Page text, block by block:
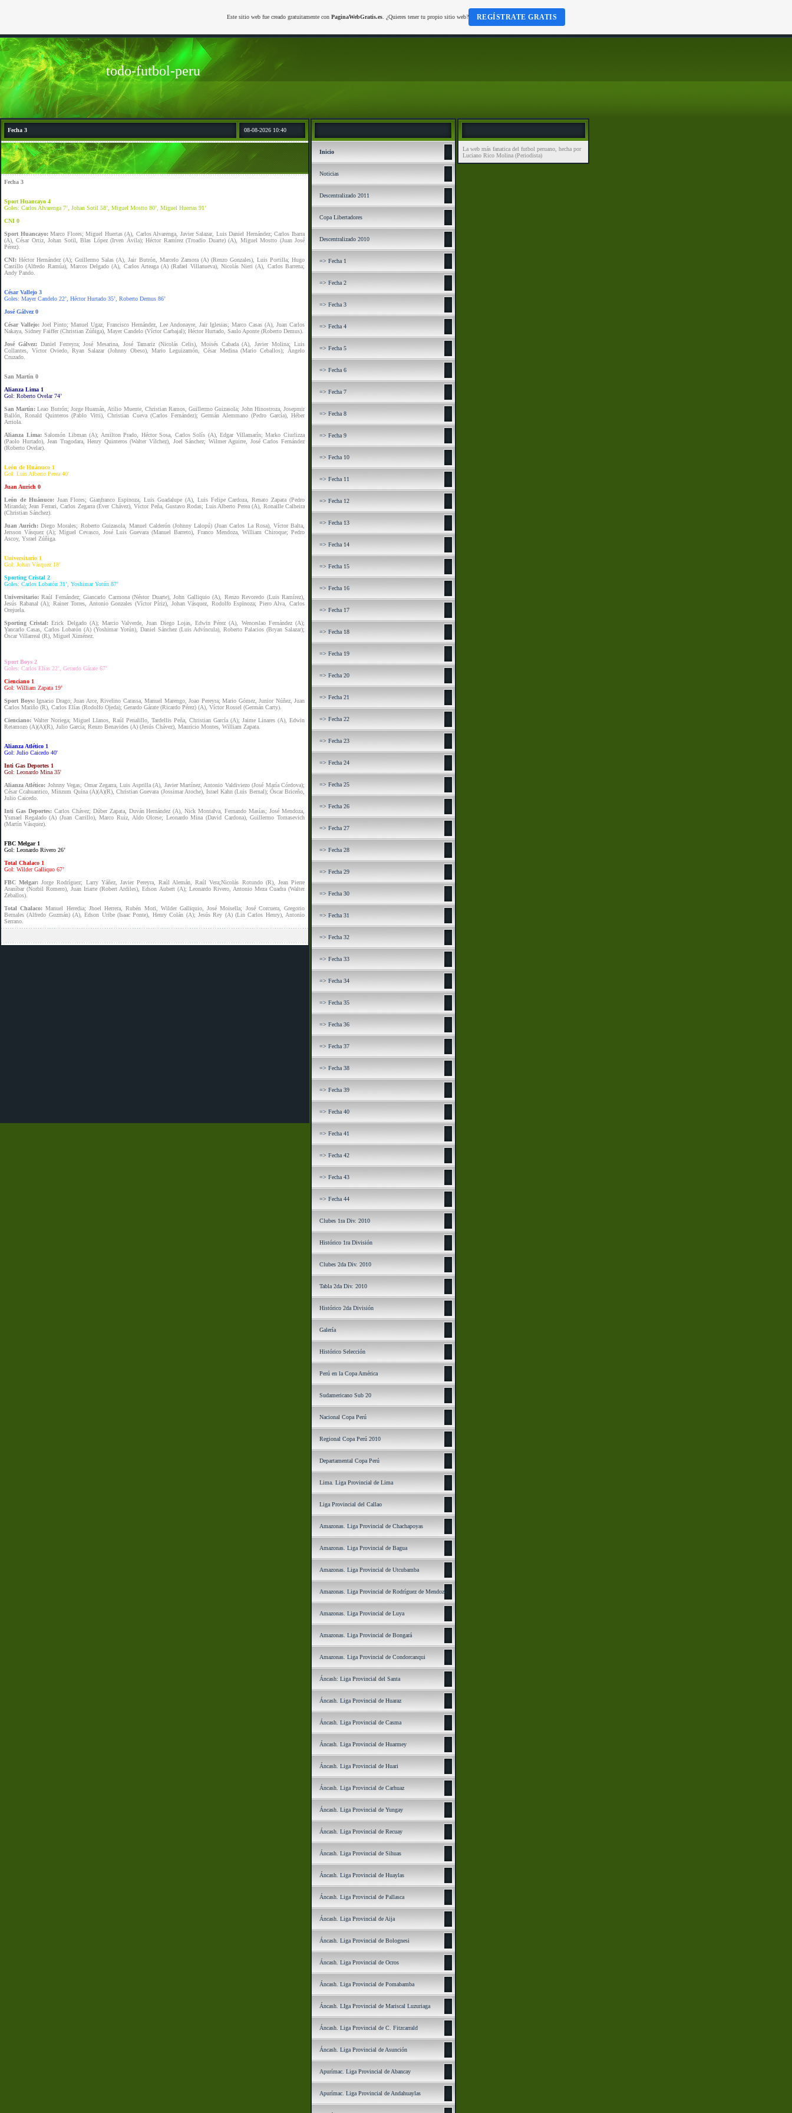
todo-futbol-peru
Fecha 3 08-08-2026 10:40
Fecha 3
Sport Huancayo 4
Goles: Carlos Alvarenga 7’, Johan Sotil 58’, Miguel Mostto 80’, Miguel Huertas 91’
CNI 0
Sport Huancayo:Marco Flores; Miguel Huertas (A), Carlos Alvarenga, Javier Salazar, Luis Daniel Hernández; Carlos Ibarra
(A), César Ortiz, Johan Sotil, Blas López (Irven Ávila); Héctor Ramírez (Troadio Duarte) (A), Miguel Mostto (Juan José
Pérez).
CNI: Héctor Hernández (A); Guillermo Salas (A), Jair Butrón, Marcelo Zamora (A) (Renzo Gonzales), Luis Portilla; Hugo
Castillo (Alfredo Ramúa), Marcos Delgado (A), Carlos Arteaga (A) (Rafael Villanueva), Nicolás Nieri (A), Carlos Barrena;
Andy Pando.
César Vallejo 3
Goles: Mayer Candelo 22’, Héctor Hurtado 35’, Roberto Demus 86’
José Gálvez 0
César Vallejo: Joel Pinto; Manuel Ugaz, Francisco Hernández, Lee Andonayre, Jair Iglesias; Marco Casas (A), Juan Carlos
Nakaya, Sidney Faiffer (Christian Zúñiga), Mayer Candelo (Víctor Carbajal); Héctor Hurtado, Saulo Aponte (Roberto Demus).
José Gálvez:Daniel Ferreyra; José Mesarina, José Tamariz (Nicolás Celis), Moisés Cabada (A), Javier Molina; Luis
Collantes, Víctor Oviedo, Ryan Salazar (Johnny Obeso), Mario Leguizamón, César Medina (Mario Ceballos); Ángelo
Cruzado.
San Martín 0
Alianza Lima 1
Gol: Roberto Ovelar 74’
San Martín: Leao Butrón; Jorge Huamán, Atilio Muente, Christian Ramos, Guillermo Guizasola; John Hinostroza, Josepmir
Ballón, Ronald Quinteros (Pablo Vitti), Christian Cueva (Carlos Fernández); Germán Alemmano (Pedro García), Héber
Arriola.
Alianza Lima:Salomón Libman (A); Amilton Prado, Héctor Sosa, Carlos Solís (A), Edgar Villamarín; Marko Ciurlizza
(Paolo Hurtado), Jean Tragodara, Henry Quinteros (Walter Vílchez), Joel Sánchez; Wilmer Aguirre, José Carlos Fernández
(Roberto Ovelar).
León de Huánuco 1
Gol: Luis Alberto Perea 40'
Juan Aurich 0
León de Huánuco:Juan Flores; Gianfranco Espinoza, Luis Guadalupe (A), Luis Felipe Cardoza, Renato Zapata (Pedro
Miranda); Jean Ferrari, Carlos Zegarra (Éver Chávez), Víctor Peña, Gustavo Rodas; Luis Alberto Perea (A), Ronaille Calheira
(Christian Sánchez).
Juan Aurich: Diego Morales; Roberto Guizasola, Manuel Calderón (Johnny Lalopú) (Juan Carlos La Rosa), Víctor Balta,
Jersson Vásquez (A); Miguel Cevasco, José Luis Guevara (Manuel Barreto), Franco Mendoza, William Chiroque; Pedro
Ascoy, Ysrael Zúñiga.
Universitario 1
Gol: Johan Vásquez 18’
Sporting Cristal 2
Goles: Carlos Lobatón 31’, Yoshimar Yotún 87’
Universitario:Raúl Fernández; Giancarlo Carmona (Néstor Duarte), John Galliquio (A), Renzo Revoredo (Luis Ramírez),
Jesús Rabanal (A); Rainer Torres, Antonio Gonzales (Víctor Píriz), Johan Vásquez, Rodolfo Espinoza; Piero Alva, Carlos
Orejuela.
Sporting Cristal:Erick Delgado (A); Marcio Valverde, Juan Diego Lojas, Edwin Pérez (A), Wenceslao Fernández (A);
Yancarlo Casas, Carlos Lobatón (A) (Yoshimar Yotún), Daniel Sánchez (Luis Advíncula), Roberto Palacios (Bryan Salazar);
Óscar Villarreal (R), Miguel Ximénez.
Sport Boys 2
Goles: Carlos Elías 22’, Gerardo Gárate 67’
Cienciano 1
Gol: William Zapata 19’
Sport Boys:Ignacio Drago; Juan Arce, Rivelino Carassa, Manuel Marengo, Joao Pereyra; Mario Gómez, Junior Núñez, Juan
Carlos Mariño (R), Carlos Elías (Rodolfo Ojeda); Gerardo Gárate (Ricardo Pérez) (A), Víctor Rossel (Germán Carty).
Cienciano: Walter Noriega; Miguel Llanos, Raúl Penalillo, Tardellis Peña, Christian García (A); Jaime Linares (A), Edwin
Retamozo (A)(A)(R), Julio García; Renzo Benavides (A) (Jesús Chávez), Mauricio Montes, William Zapata.
Alianza Atlético 1
Gol: Julio Caicedo 40'
Inti Gas Deportes 1
Gol: Leonardo Mina 35'
Alianza Atlético: Johnny Vegas; Omar Zegarra, Luis Asprilla (A), Javier Martínez, Antonio Valdiviezo (José María Córdova);
César Ccahuantico, Minzum Quina (A)(A)(R), Christian Guevara (Jossimar Atoche), Israel Kahn (Luis Bernal); Óscar Briceño,
Julio Caicedo.
Inti Gas Deportes:Carlos Chávez; Dúber Zapata, Duván Hernández (A), Nick Montalva, Fernando Masías; José Mendoza,
Ysmael Regalado (A) (Juan Carrillo), Marco Ruiz, Aldo Olcese; Leonardo Mina (David Cardona), Guillermo Tomasevich
(Martín Vásquez).
FBC Melgar 1
Gol: Leonardo Rivero 26’
Total Chalaco 1
Gol: Wilder Galliquo 67’
FBC Melgar: Jorge Rodríguez; Larry Yáñez, Javier Pereyra, Raúl Alemán, Raúl Vera;Nicolás Rotundo (R), Jean Pierre
Araníbar (Norbil Romero), Juan Iriarte (Robert Ardiles), Edson Aubert (A); Leonardo Rivero, Antonio Meza Cuadra (Walter
Zeballos).
Total Chalaco: Manuel Heredia; Jhoel Herrera, Rubén Mori, Wilder Galliquio, José Moisella; José Corcuera, Gregorio
Bernales (Alfredo Guzmán) (A), Edson Uribe (Isaac Ponte), Henry Colán (A); Jesús Rey (A) (Lin Carlos Henry), Antonio
Serrano.
Inicio
Noticias
Descentralizado 2011
Copa Libertadores
Descentralizado 2010
=> Fecha 1
=> Fecha 2
=> Fecha 3
=> Fecha 4
=> Fecha 5
=> Fecha 6
=> Fecha 7
=> Fecha 8
=> Fecha 9
=> Fecha 10
=> Fecha 11
=> Fecha 12
=> Fecha 13
=> Fecha 14
=> Fecha 15
=> Fecha 16
=> Fecha 17
=> Fecha 18
=> Fecha 19
=> Fecha 20
=> Fecha 21
=> Fecha 22
=> Fecha 23
=> Fecha 24
=> Fecha 25
=> Fecha 26
=> Fecha 27
=> Fecha 28
=> Fecha 29
=> Fecha 30
=> Fecha 31
=> Fecha 32
=> Fecha 33
=> Fecha 34
=> Fecha 35
=> Fecha 36
=> Fecha 37
=> Fecha 38
=> Fecha 39
=> Fecha 40
=> Fecha 41
=> Fecha 42
=> Fecha 43
=> Fecha 44
Clubes 1ra Div. 2010
Histórico 1ra División
Clubes 2da Div. 2010
Tabla 2da Div. 2010
Histórico 2da División
Galería
Histórico Selección
Perú en la Copa América
Sudamericano Sub 20
Nacional Copa Perú
Regional Copa Perú 2010
Departamental Copa Perú
Lima. Liga Provincial de Lima
Liga Provincial del Callao
Amazonas. Liga Provincial de Chachapoyas
Amazonas. Liga Provincial de Bagua
Amazonas. Liga Provincial de Utcubamba
Amazonas. Liga Provincial de Rodríguez de Mendoza
Amazonas. Liga Provincial de Luya
Amazonas. Liga Provincial de Bongará
Amazonas. Liga Provincial de Condorcanqui
Áncash: Liga Provincial del Santa
Áncash. Liga Provincial de Huaraz
Áncash. Liga Provincial de Casma
Áncash. Liga Provincial de Huarmey
Áncash. Liga Provincial de Huari
Áncash. Liga Provincial de Carhuaz
Áncash. Liga Provincial de Yungay
Áncash. Liga Provincial de Recuay
Áncash. Liga Provincial de Sihuas
Áncash. Liga Provincial de Huaylas
Áncash. Liga Provincial de Pallasca
Áncash. Liga Provincial de Aija
Áncash. Liga Provincial de Bolognesi
Áncash. Liga Provincial de Ocros
Áncash. Liga Provincial de Pomabamba
Áncash. LIga Provincial de Mariscal Luzuriaga
Áncash. Liga Provincial de C. Fitzcarrald
Áncash. Liga Provincial de Asunción
Apurímac. Liga Provincial de Abancay
Apurímac. Liga Provincial de Andahuaylas
La web más fanatica del futbol peruano, hecha por
Luciano Rico Molina (Periodista)
Este sitio web fue creado gratuitamente con PaginaWebGratis.es. ¿Quieres tener tu propio sitio web? REGÍSTRATE GRATIS